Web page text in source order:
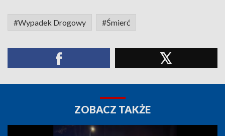
#Wypadek Drogowy #Śmierć
ZOBACZ TAKŻE